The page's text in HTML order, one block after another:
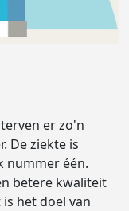
er zo'n
De ziekte is
nummer één.
betere kwaliteit
het doel van